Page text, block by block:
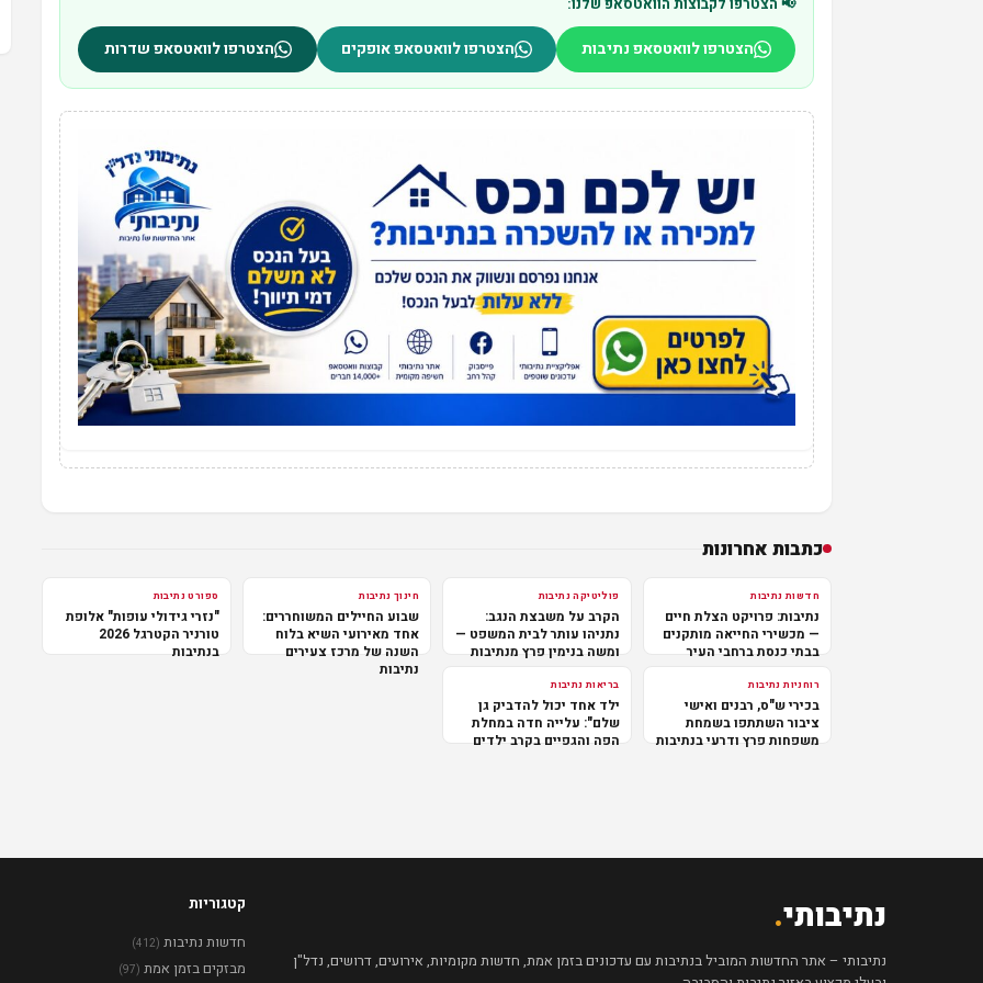
הצטרפו לוואטסאפ נתיבות הצטרפו לוואטסאפ אופקים הצטרפו לוואטסאפ שדרות
כתבות אחרונות
חדשות נתיבות
נתיבות: פרויקט הצלת חיים
— מכשירי החייאה מותקנים
בבתי כנסת ברחבי העיר
פוליטיקה נתיבות
הקרב על משבצת הנגב:
נתניהו עותר לבית המשפט —
ומשה בנימין פרץ מנתיבות
חינוך נתיבות
שבוע החיילים המשוחררים:
אחד מאירועי השיא בלוח
השנה של מרכז צעירים
נתיבות
ספורט נתיבות
"נזרי גידולי עופות" אלופת
טורניר הקטרגל 2026
בנתיבות
רוחניות נתיבות
בכירי ש"ס, רבנים ואישי
ציבור השתתפו בשמחת
משפחות פרץ ודרעי בנתיבות
בריאות נתיבות
ילד אחד יכול להדביק גן
שלם": עלייה חדה במחלת
הפה והגפיים בקרב ילדים
נתיבותי.
נתיבותי – אתר החדשות המוביל בנתיבות עם עדכונים בזמן אמת, חדשות מקומיות, אירועים, דרושים, נדל"ן
קטגוריות
חדשות נתיבות (412)
מבזקים בזמן אמת (97)